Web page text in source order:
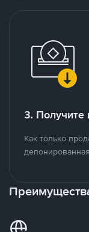
3. Получите
Как только